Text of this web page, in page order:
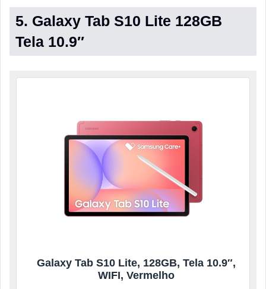
5. Galaxy Tab S10 Lite 128GB
Tela 10.9″
Galaxy Tab S10 Lite, 128GB, Tela 10.9″,
WIFI, Vermelho